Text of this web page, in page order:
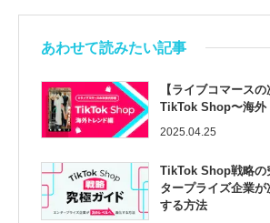
あわせて読みたい記事
【ライブコマースの
TikTok Shop〜海外
2025.04.25
TikTok Shop戦略の
タープライズ企業
する方法